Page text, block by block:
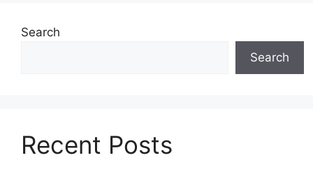
Search
Search
Recent Posts